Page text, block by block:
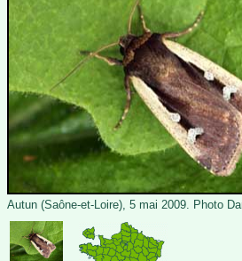
Autun (Saône-et-Loire), 5 mai 2009. Photo